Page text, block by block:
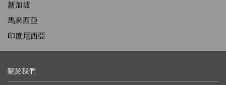
新加坡
馬來西亞
印度尼西亞
關於我們